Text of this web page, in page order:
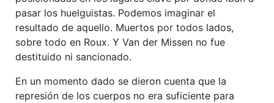
pasar los huelguistas. Podemos imaginar el
resultado de aquello. Muertos por todos lados,
sobre todo en Roux. Y Van der Missen no fue
destituido ni sancionado.
En un momento dado se dieron cuenta que la
represión de los cuerpos no era suficiente para